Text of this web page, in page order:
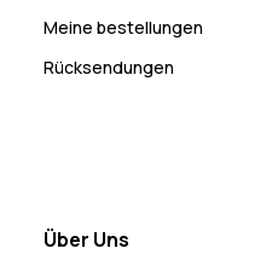
Meine bestellungen
Rücksendungen
Über Uns